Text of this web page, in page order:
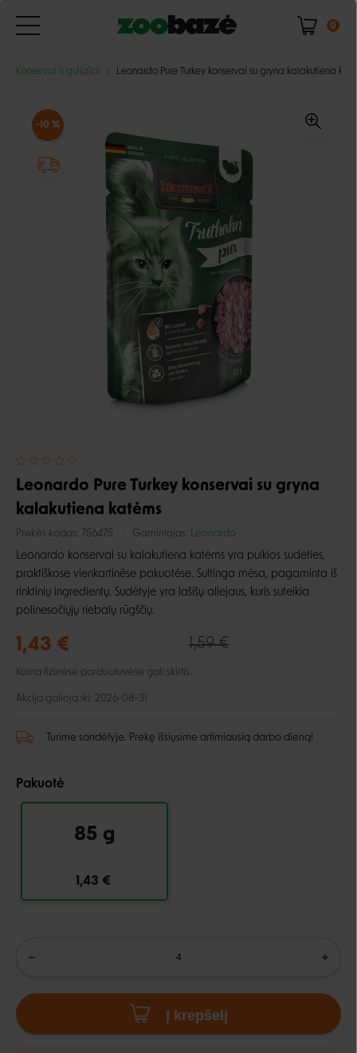
0
Konservai ir guliašai Leonardo Pure Turkey konservai su gryna kalakutiena
-10 %
Leonardo Pure Turkey konservai su gryna
kalakutiena katėms
Prekės kodas: 756475 Gamintojas: Leonardo
Leonardo konservai su kalakutiena katėms yra puikios sudėties,
praktiškose vienkartinėse pakuotėse. Sultinga mėsa, pagaminta iš
rinktinių ingredientų. Sudėtyje yra lašišų aliejaus, kuris suteikia
polinesočiųjų riebalų rūgščių.
1,43 € 1,59 €
Kaina fizinėse parduotuvėse gali skirtis.
Akcija galioja iki: 2026-08-31
Turime sandėlyje. Prekę išsiųsime artimiausią darbo dieną!
Pakuotė
85 g
1,43 €
Į krepšelį